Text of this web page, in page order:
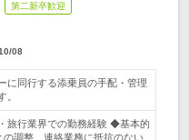
第二新卒歓迎
08
に同行する添乗員の手配・管理
。
旅行業界での勤務経験 ◆基本的
調整、連絡業務に抵抗のない